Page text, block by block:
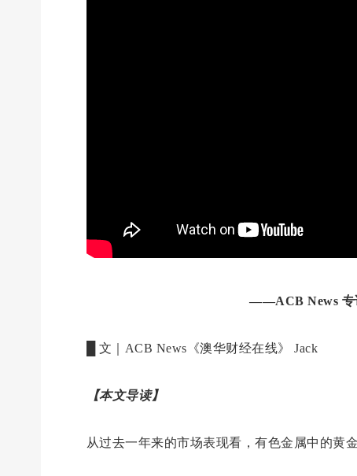
——ACB News 专
█ 文｜ACB News《澳华财经在线》 Jack
【本文导读】
从过去一年来的市场表现看，有色金属中的黄